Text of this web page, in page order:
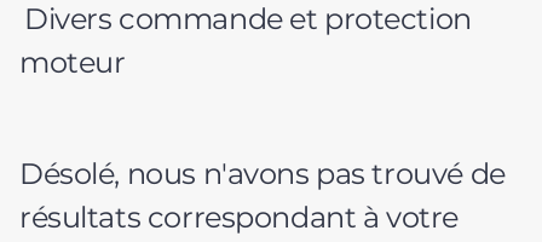
Divers commande et protection
moteur
Désolé, nous n'avons pas trouvé de
résultats correspondant à votre